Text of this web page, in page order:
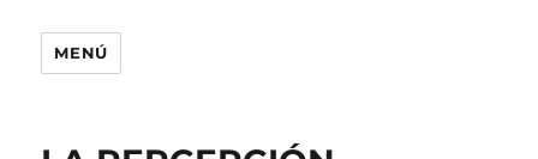
MENÚ